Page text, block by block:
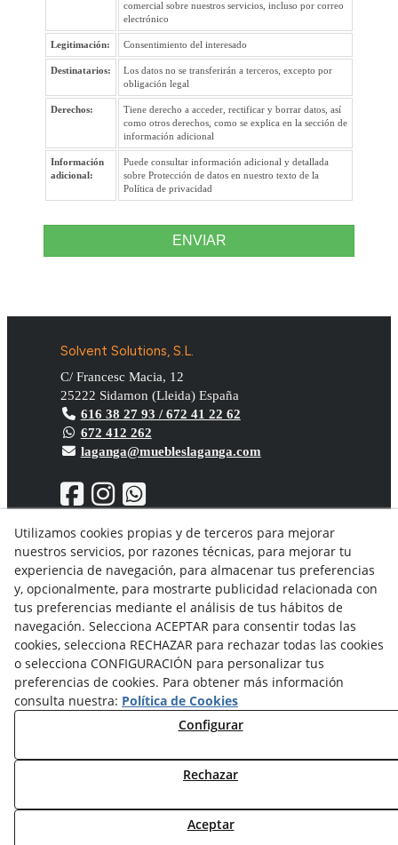
comercial sobre nuestros servicios, incluso por correo
electrónico
Legitimación: Consentimiento del interesado
Destinatarios:
Los datos no se transferirán a terceros, excepto por
obligación legal
Derechos:
Tiene derecho a acceder, rectificar y borrar datos, así
como otros derechos, como se explica en la sección de
información adicional
Información
adicional:
Puede consultar información adicional y detallada
sobre Protección de datos en nuestro texto de la
Política de privacidad
ENVIAR
Solvent Solutions, S.L.
C/ Francesc Macia, 12
25222 Sidamon (Lleida) España
616 38 27 93 / 672 41 22 62
672 412 262
laganga@muebleslaganga.com
Aviso Legal
Política de privacidad
Política Cookies
Condiciones generales de compra
Derecho de desistimiento
Organismos de resolución de conflictos
© 08/2026 Solvent Solutions, S.L. (La Ganga) - Todos los
derechos reservados.
Utilizamos cookies propias y de terceros para mejorar
nuestros servicios, por razones técnicas, para mejorar tu
experiencia de navegación, para almacenar tus preferencias
y, opcionalmente, para mostrarte publicidad relacionada con
tus preferencias mediante el análisis de tus hábitos de
navegación. Selecciona ACEPTAR para consentir todas las
cookies, selecciona RECHAZAR para rechazar todas las cookies
o selecciona CONFIGURACIÓN para personalizar tus
preferencias de cookies. Para obtener más información
consulta nuestra: Política de Cookies
Configurar
Rechazar
Aceptar